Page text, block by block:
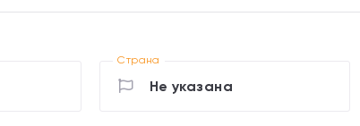
Страна
Не указана